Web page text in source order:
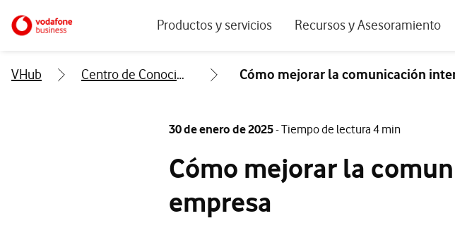
Ir a la pagina principal de vodafone.esProductos y servicios
IA para empresas
Workplace
Recursos y Asesoramiento
Eventos y webinars
VHub Centro de Conocimiento Cómo mejorar la comunicación
30 de enero de 2025- Tiempo de lectura 4 min
Cómo mejorar la
empresa